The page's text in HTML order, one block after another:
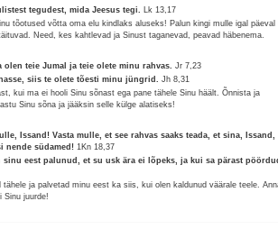
tegudest, mida Jeesus tegi. Lk 13,17
tõotused võtta oma elu kindlaks aluseks! Palun kingi mulle igal päeval
Need, kes kahtlevad ja Sinust taganevad, peavad häbenema.
olen teie Jumal ja teie olete minu rahvas.Jr 7,23
siis te olete tõesti minu jüngrid.Jh 8,31
kui ma ei hooli Sinu sõnast ega pane tähele Sinu häält. Õnnista ja
Sinu sõna ja jääksin selle külge alatiseks!
Issand! Vasta mulle, et see rahvas saaks teada, et sina, Issand,
nende südamed! 1Kn 18,37
sinu eest palunud, et su usk ära ei lõpeks, ja kui sa pärast
tähele ja palvetad minu eest ka siis, kui olen kaldunud väärale teele.
Sinu juurde!